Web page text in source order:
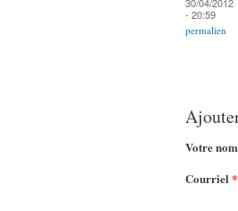
- 20:59
permalien
Votre nom
Courriel *